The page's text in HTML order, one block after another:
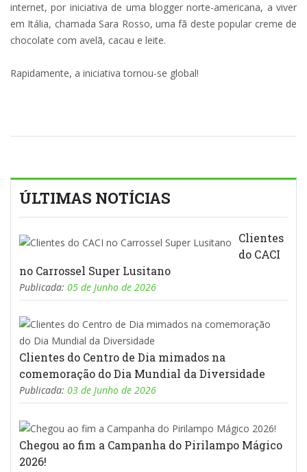
internet, por iniciativa de uma blogger norte-americana, a viver
em Itália, chamada Sara Rosso, uma fã deste popular creme de
chocolate com avelã, cacau e leite.
Rapidamente, a iniciativa tornou-se global!
ÚLTIMAS NOTÍCIAS
Clientes
do CACI
no Carrossel Super Lusitano
Publicada: 05 de Junho de 2026
Clientes do Centro de Dia mimados na
comemoração do Dia Mundial da Diversidade
Publicada: 03 de Junho de 2026
Chegou ao fim a Campanha do Pirilampo Mágico
2026!